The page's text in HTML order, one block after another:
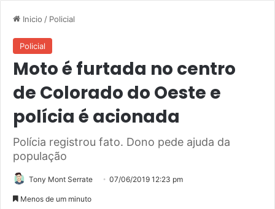
Inicio / Policial
Policial
Moto é furtada no centro
de Colorado do Oeste e
polícia é acionada
Polícia registrou fato. Dono pede ajuda da
população
Tony Mont Serrate 07/06/2019 12:23 pm
Menos de um minuto